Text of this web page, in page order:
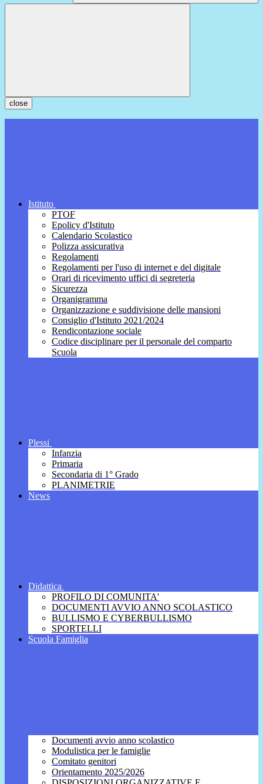
close
Istituto
PTOF
Epolicy d'Istituto
Calendario Scolastico
Polizza assicurativa
Regolamenti
Regolamenti per l'uso di internet e del digitale
Orari di ricevimento uffici di segreteria
Sicurezza
Organigramma
Organizzazione e suddivisione delle mansioni
Consiglio d'Istituto 2021/2024
Rendicontazione sociale
Codice disciplinare per il personale del comparto
Scuola
Plessi
Infanzia
Primaria
Secondaria di 1° Grado
PLANIMETRIE
News
Didattica
PROFILO DI COMUNITA'
DOCUMENTI AVVIO ANNO SCOLASTICO
BULLISMO E CYBERBULLISMO
SPORTELLI
Scuola Famiglia
Documenti avvio anno scolastico
Modulistica per le famiglie
Comitato genitori
Orientamento 2025/2026